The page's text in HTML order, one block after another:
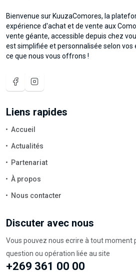
Bienvenue sur KuuzaComores, la
expérience d'achat et de vente aux
vente géante, accessible depuis chez
est simplifiée et personnalisée selon
ce que nous vous offrons !
Liens rapides
Accueil
Actualités
Partenariat
À propos
Nous contacter
Discuter avec nous
Vous pouvez nous ecrire à tout moment
question ou opération liée au site
+269 361 00 00